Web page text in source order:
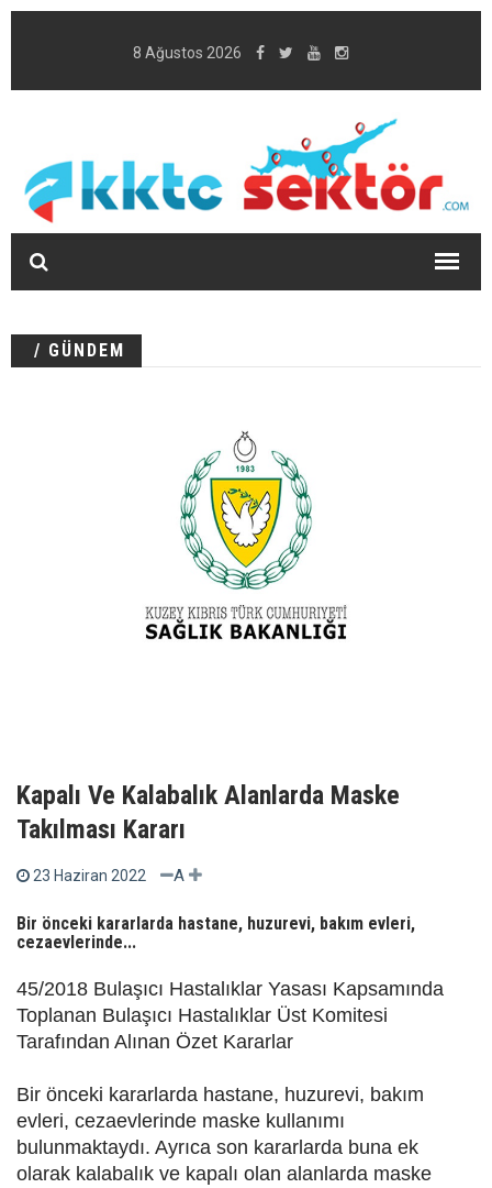
8 Ağustos 2026
/ GÜNDEM
Kapalı Ve Kalabalık Alanlarda Maske
Takılması Kararı
23 Haziran 2022 A
Bir önceki kararlarda hastane, huzurevi, bakım evleri,
cezaevlerinde...
45/2018 Bulaşıcı Hastalıklar Yasası Kapsamında
Toplanan Bulaşıcı Hastalıklar Üst Komitesi
Tarafından Alınan Özet Kararlar
Bir önceki kararlarda hastane, huzurevi, bakım
evleri, cezaevlerinde maske kullanımı
bulunmaktaydı. Ayrıca son kararlarda buna ek
olarak kalabalık ve kapalı olan alanlarda maske